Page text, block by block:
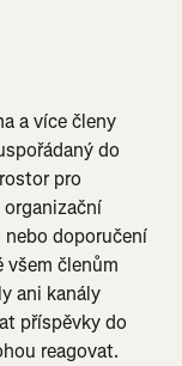
a více členy
do
pro
doporučení
všem členům
ani kanály
příspěvky do
reagovat.